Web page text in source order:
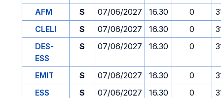
AFM
S 07/06/2027 16.30 0
CLELI
S 07/06/2027 16.30 0
DES-
ESS
S 07/06/2027 16.30 0
EMIT S 07/06/2027 16.30 0
ESS
S 07/06/2027 16.30 0